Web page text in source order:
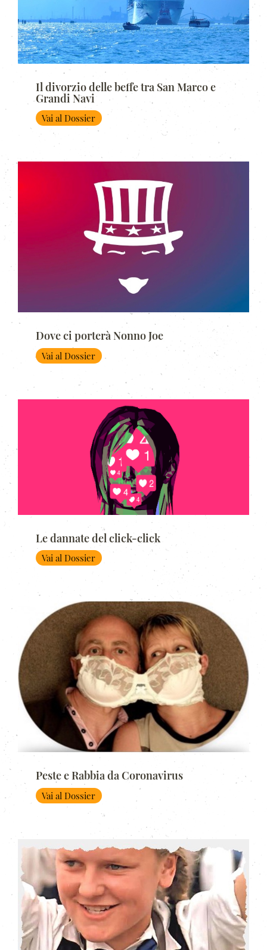
Il divorzio delle beffe tra San Marco e
Grandi Navi
Vai al Dossier
Dove ci porterà Nonno Joe
Vai al Dossier
Le dannate del click-click
Vai al Dossier
Peste e Rabbia da Coronavirus
Vai al Dossier